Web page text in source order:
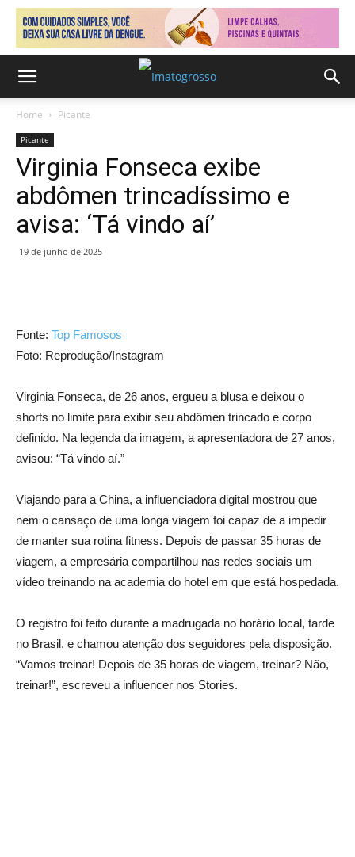
Home Picante
Picante
Virginia Fonseca exibe
abdômen trincadíssimo e
avisa: ‘Tá vindo aí’
19 de junho de 2025
Fonte: Top Famosos
Foto: Reprodução/Instagram
Virginia Fonseca, de 26 anos, ergueu a blusa e deixou o
shorts no limite para exibir seu abdômen trincado e corpo
definido. Na legenda da imagem, a apresentadora de 27 anos,
avisou: “Tá vindo aí.”
Viajando para a China, a influenciadora digital mostrou que
nem o cansaço de uma longa viagem foi capaz de a impedir
de manter sua rotina fitness. Depois de passar 35 horas de
viagem, a empresária compartilhou nas redes sociais um
vídeo treinando na academia do hotel em que está hospedada.
O registro foi feito durante a madrugada no horário local, tarde
no Brasil, e chamou atenção dos seguidores pela disposição.
“Vamos treinar! Depois de 35 horas de viagem, treinar? Não,
treinar!”, escreveu a influencer nos Stories.